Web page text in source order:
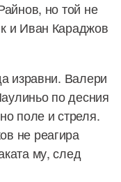
но той не
и Иван Караджов
изравни. Валери
по десния
поле и стреля.
не реагира
му, след